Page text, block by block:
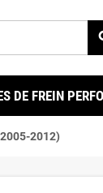
DE FREIN
2012)